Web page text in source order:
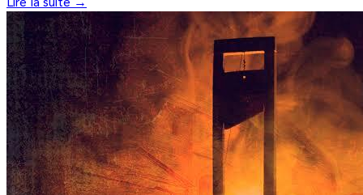
Lire la suite →